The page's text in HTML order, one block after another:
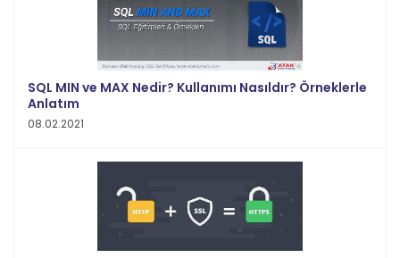
SQL MIN ve MAX Nedir? Kullanımı Nasıldır? Örneklerle
Anlatım
08.02.2021